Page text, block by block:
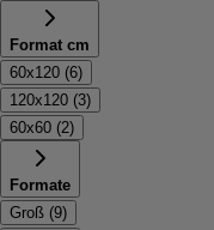
Format cm
60x120 (6)
120x120 (3)
60x60 (2)
Formate
Groß (9)